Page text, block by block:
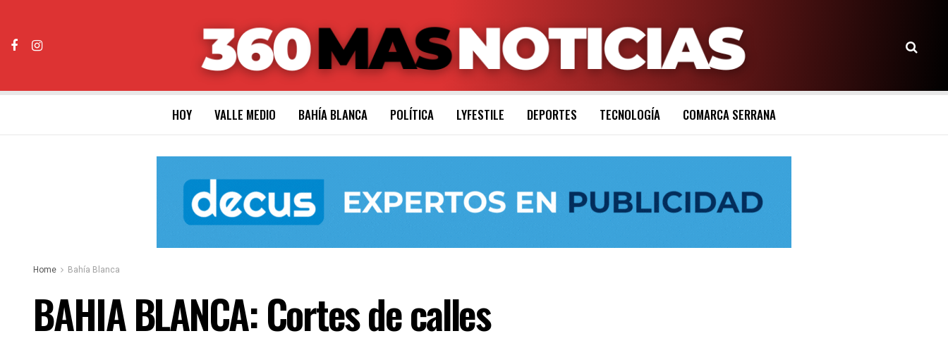
HOY VALLE MEDIO BAHÍA BLANCA POLÍTICA LYFESTILE DEPORTES TECNOLOGÍA COMARCA SERRANA
Home Bahía Blanca
BAHIA BLANCA: Cortes de calles